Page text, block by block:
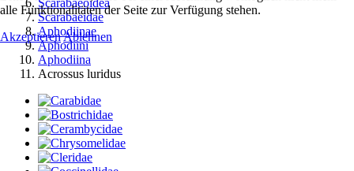
Scarabaeidae
Aphodiinae
Aphodiini
Aphodiina
Acrossus luridus
alle Funktionalitäten der Seite zur Verfügung stehen.
AkzeptierenAblehnen